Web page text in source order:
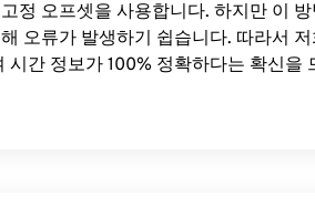
정 오프셋을 사용합니다. 하지만 이
오류가 발생하기 쉽습니다. 따라서 저
간 정보가 100% 정확하다는 확신을